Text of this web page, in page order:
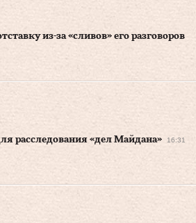
из-за «сливов» его разговоров
расследования «дел Майдана»
16:31